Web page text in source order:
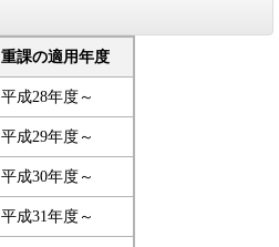
重課の適用年度
平成28年度～
平成29年度～
平成30年度～
平成31年度～